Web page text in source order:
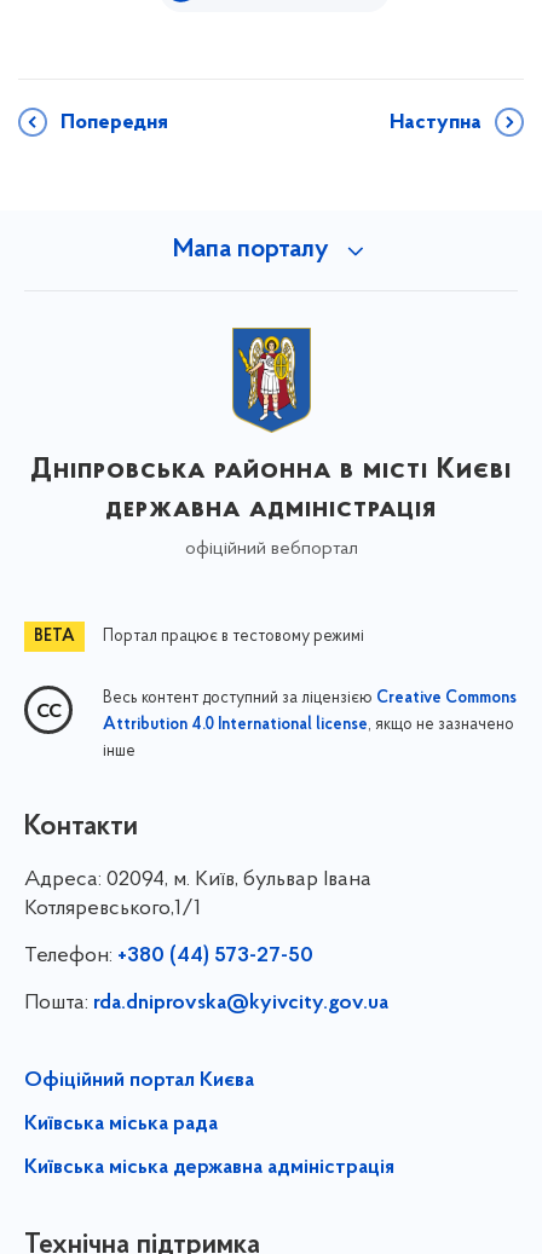
Попередня Наступна
Мапа порталу
Дніпровська районна в місті Києві
державна адміністрація
офіційний вебпортал
Портал працює в тестовому режимі
Весь контент доступний за ліцензією Creative Commons
Attribution 4.0 International license, якщо не зазначено
інше
Контакти
Адреса: 02094, м. Київ, бульвар Івана
Котляревського,1/1
Телефон: +380 (44) 573-27-50
Пошта: rda.dniprovska@kyivcity.gov.ua
Офіційний портал Києва
Київська міська рада
Київська міська державна адміністрація
Технічна підтримка